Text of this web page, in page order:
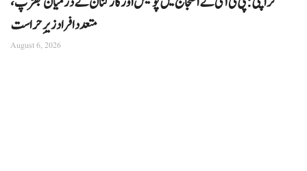
متعدد افراد زیرِ حراست
August 6, 2026